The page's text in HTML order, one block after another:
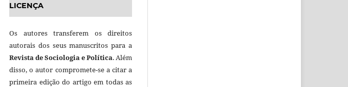
LICENÇA
Os autores transferem os direitos
autorais dos seus manuscritos para a
Revista de Sociologia e Política. Além
disso, o autor compromete-se a citar a
primeira edição do artigo em todas as